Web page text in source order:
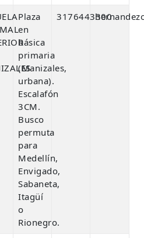
Plaza
en
básica
primaria
(Manizales,
urbana).
Escalafón
3CM.
Busco
permuta
para
Medellín,
Envigado,
Sabaneta,
Itagüí
o
Rionegro.
3176443300